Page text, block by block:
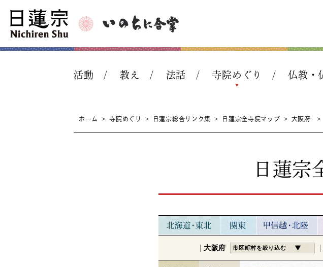
活動 教え 法話 寺院めぐり 仏教・
ホーム > 寺院めぐり > 日蓮宗総合リンク集 > 日蓮宗全寺院マップ > 大阪府 >
日蓮宗
大阪府 市区町村を絞り込む